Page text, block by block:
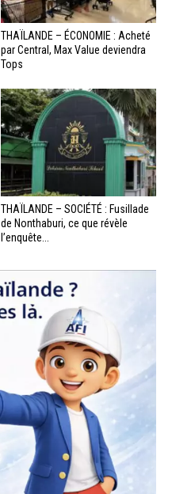
THAÏLANDE – ÉCONOMIE : Acheté
par Central, Max Value deviendra
Tops
THAÏLANDE – SOCIÉTÉ : Fusillade
de Nonthaburi, ce que révèle
l’enquête...